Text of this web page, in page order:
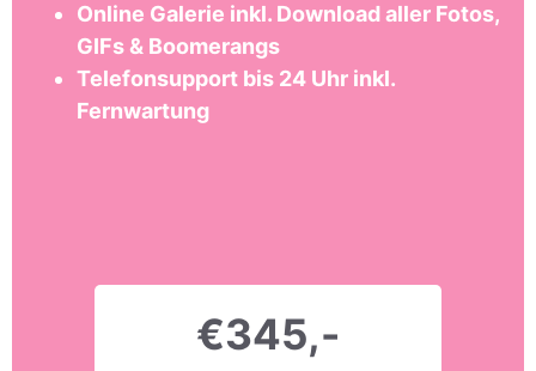
Online Galerie inkl. Download aller Fotos,
GIFs & Boomerangs
Telefonsupport bis 24 Uhr inkl.
Fernwartung
€345,-